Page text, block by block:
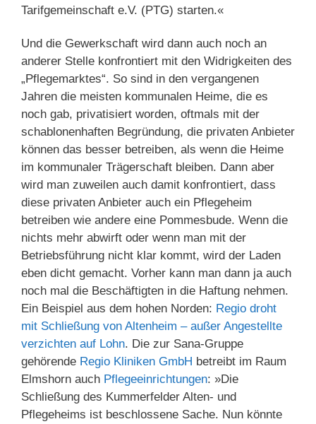
Tarifgemeinschaft e.V. (PTG) starten.«
Und die Gewerkschaft wird dann auch noch an
anderer Stelle konfrontiert mit den Widrigkeiten des
„Pflegemarktes“. So sind in den vergangenen
Jahren die meisten kommunalen Heime, die es
noch gab, privatisiert worden, oftmals mit der
schablonenhaften Begründung, die privaten Anbieter
können das besser betreiben, als wenn die Heime
im kommunaler Trägerschaft bleiben. Dann aber
wird man zuweilen auch damit konfrontiert, dass
diese privaten Anbieter auch ein Pflegeheim
betreiben wie andere eine Pommesbude. Wenn die
nichts mehr abwirft oder wenn man mit der
Betriebsführung nicht klar kommt, wird der Laden
eben dicht gemacht. Vorher kann man dann ja auch
noch mal die Beschäftigten in die Haftung nehmen.
Ein Beispiel aus dem hohen Norden: Regio droht
mit Schließung von Altenheim – außer Angestellte
verzichten auf Lohn. Die zur Sana-Gruppe
gehörende Regio Kliniken GmbH betreibt im Raum
Elmshorn auch Pflegeeinrichtungen: »Die
Schließung des Kummerfelder Alten- und
Pflegeheims ist beschlossene Sache. Nun könnte